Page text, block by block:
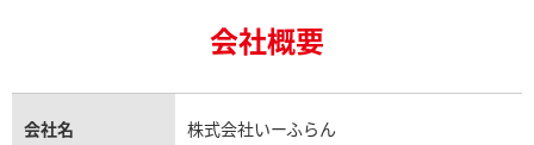
金貨買取
貴金属買取
トパーズ買取
タンザナイト買取
ロレックス エクスプローラー買取
ロレックス デイトジャスト買取
パテック フィリップノーチラス買取
シャネル マトラッセ買取
ヴァンクリーフ＆アーペル買取
ショーメ買取
会社概要
会社名 株式会社いーふらん